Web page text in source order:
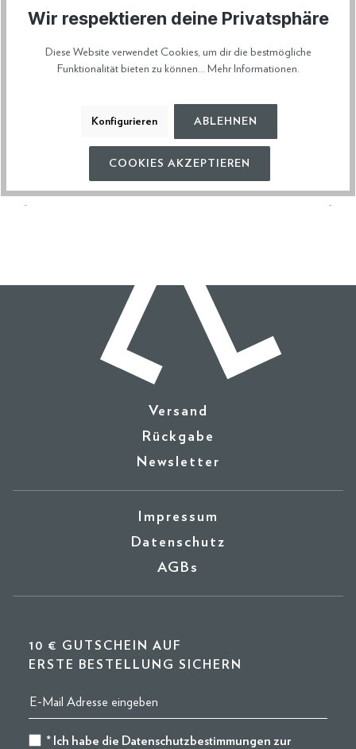
Diese Artikel könnten dir auch gefallen
Versand
Rückgabe
Newsletter
Impressum
Datenschutz
AGBs
10 € GUTSCHEIN AUF
ERSTE BESTELLUNG SICHERN
* Ich habe die Datenschutzbestimmungen zur
Wir respektieren deine Privatsphäre
Diese Website verwendet Cookies, um dir die bestmögliche
Funktionalität bieten zu können... Mehr Informationen.
Konfigurieren ABLEHNEN
COOKIES AKZEPTIEREN